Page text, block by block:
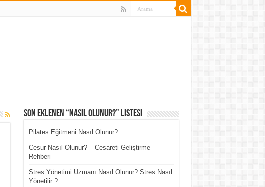
Son Eklenen “Nasıl Olunur?” Listesi
Pilates Eğitmeni Nasıl Olunur?
Cesur Nasıl Olunur? – Cesareti Geliştirme
Rehberi
Stres Yönetimi Uzmanı Nasıl Olunur? Stres Nasıl
Yönetilir ?